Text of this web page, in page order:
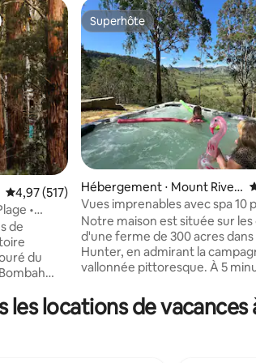
: 4,83 sur 5
plus appréciés
Évaluation moyenne sur la base de 517
4,97 (517)
•
de
du
au chant
Superhôte
Superhôte
Hébergement ⋅ Mount River
s
Vues imprenables avec spa 10
et chargeur Tesla
Notre maison est située sur les
d'une ferme de 300 acres
Hunter, en admirant la
vallonnée pittoresque. À 5
Paterson. Spa 10 places, cheminée,
chargeur Tesla, foyer,
locations de